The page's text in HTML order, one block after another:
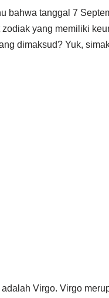
bahwa tanggal 7
yang memiliki
dimaksud? Yuk,
Virgo. Virgo